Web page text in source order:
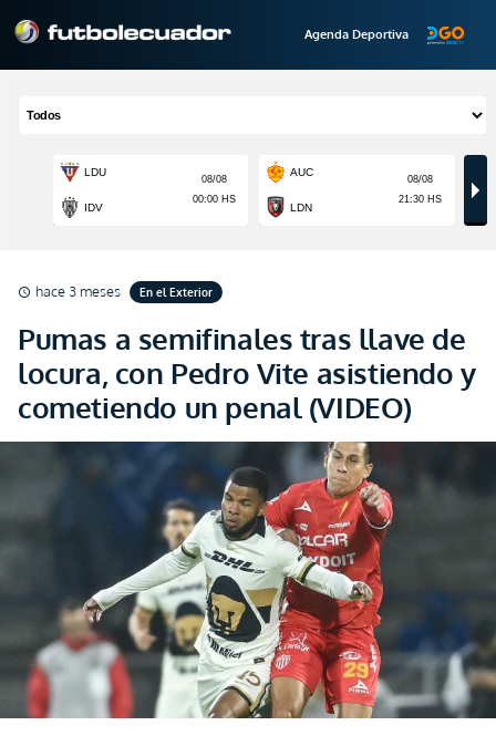
Agenda Deportiva
schedule hace 3 meses En el Exterior
Pumas a semifinales tras llave de
locura, con Pedro Vite asistiendo y
cometiendo un penal (VIDEO)